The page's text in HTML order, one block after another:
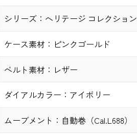
シリーズ： ヘリテージ コレクション
ケース素材： ピンクゴールド
ベルト素材： レザー
ダイアルカラー： アイボリー
ムーブメント： 自動巻（Cal.L688）